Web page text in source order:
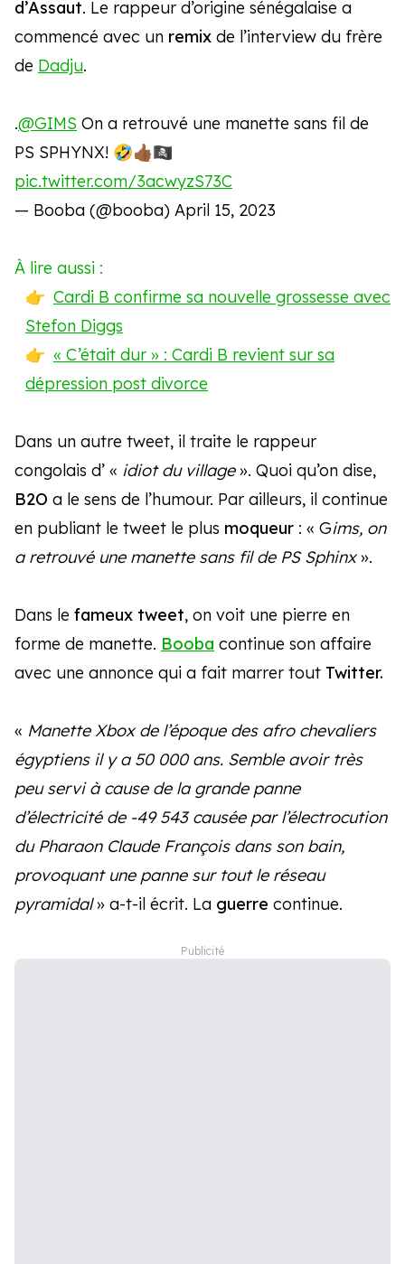
d’Assaut. Le rappeur d’origine sénégalaise a
commencé avec un remix de l’interview du frère
de Dadju.
.@GIMS On a retrouvé une manette sans fil de
PS SPHYNX! 🤣👍🏾🏴‍☠️
pic.twitter.com/3acwyzS73C
— Booba (@booba) April 15, 2023
Dans un autre tweet, il traite le rappeur
congolais d’ « idiot du village». Quoi qu’on dise,
B2O a le sens de l’humour. Par ailleurs, il continue
en publiant le tweet le plus moqueur : « Gims, on
a retrouvé une manette sans fil de PS Sphinx».
Dans le fameux tweet, on voit une pierre en
forme de manette. Booba continue son affaire
avec une annonce qui a fait marrer tout Twitter.
« Manette Xbox de l’époque des afro chevaliers
égyptiens il y a 50 000 ans. Semble avoir très
peu servi à cause de la grande panne
d’électricité de -49 543 causée par l’électrocution
du Pharaon Claude François dans son bain,
provoquant une panne sur tout le réseau
pyramidal» a-t-il écrit. La guerre continue.
À lire aussi :
Cardi B confirme sa nouvelle grossesse avec
Stefon Diggs
« C’était dur » : Cardi B revient sur sa
dépression post divorce